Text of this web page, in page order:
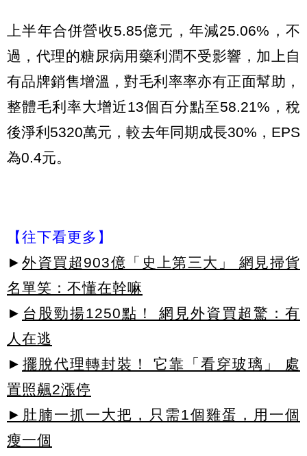
上半年合併營收5.85億元，年減25.06%，不
過，代理的糖尿病用藥利潤不受影響，加上自
有品牌銷售增溫，對毛利率率亦有正面幫助，
整體毛利率大增近13個百分點至58.21%，稅
後淨利5320萬元，較去年同期成長30%，EPS
為0.4元。
【往下看更多】
► 外資買超903億「史上第三大」 網見掃貨
名單笑：不懂在幹嘛
► 台股勁揚1250點！ 網見外資買超驚：有
人在逃
► 擺脫代理轉封裝！ 它靠「看穿玻璃」 處
置照飆2漲停
►肚腩一抓一大把，只需1個雞蛋，用一個
瘦一個